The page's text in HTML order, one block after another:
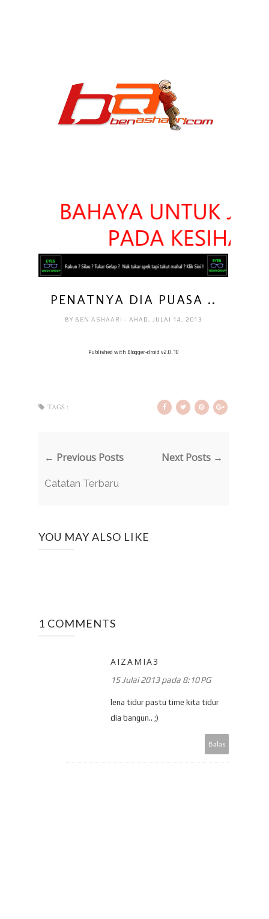
PENATNYA DIA PUASA ..
BY BEN ASHAARI - AHAD, JULAI 14, 2013
Published with Blogger-droid v2.0.10
TAGS :
← Previous Posts
Catatan Terbaru
Next Posts →
YOU MAY ALSO LIKE
1 COMMENTS
AIZAMIA3
15 Julai 2013 pada 8:10 PG
lena tidur pastu time kita tidur
dia bangun.. ;)
Balas